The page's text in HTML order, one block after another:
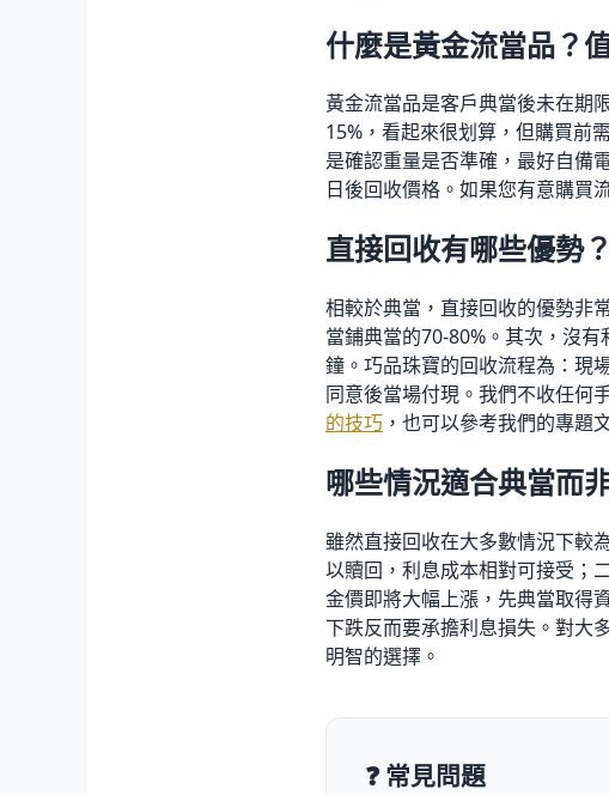
什麼是黃金流當品？
黃金流當品是客戶典當後未在期
15% ，看起來很划算，但購買前
是確認重量是否準確，最好自備
日後回收價格。如果您有意購買
直接回收有哪些優勢？
相較於典當，直接回收的優勢非
當鋪典當的70-80% 。其次，沒
鐘。巧品珠寶的回收流程為：現
同意後當場付現。我們不收任何
的技巧 ，也可以參考我們的專題
哪些情況適合典當而
雖然直接回收在大多數情況下較
以贖回，利息成本相對可接受；
金價即將大幅上漲，先典當取得
下跌反而要承擔利息損失。對大
明智的選擇。
❓ 常見問題